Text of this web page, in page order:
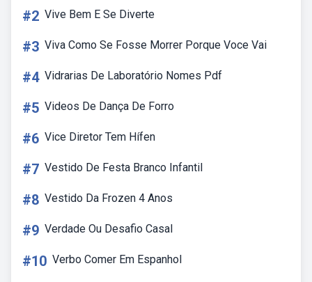
#2 Vive Bem E Se Diverte
#3 Viva Como Se Fosse Morrer Porque Voce Vai
#4 Vidrarias De Laboratório Nomes Pdf
#5 Videos De Dança De Forro
#6 Vice Diretor Tem Hífen
#7 Vestido De Festa Branco Infantil
#8 Vestido Da Frozen 4 Anos
#9 Verdade Ou Desafio Casal
#10 Verbo Comer Em Espanhol